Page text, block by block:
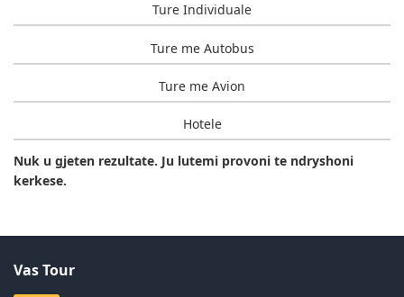
Ture Individuale
Ture me Autobus
Ture me Avion
Hotele
Nuk u gjeten rezultate. Ju lutemi provoni te ndryshoni
kerkese.
Vas Tour